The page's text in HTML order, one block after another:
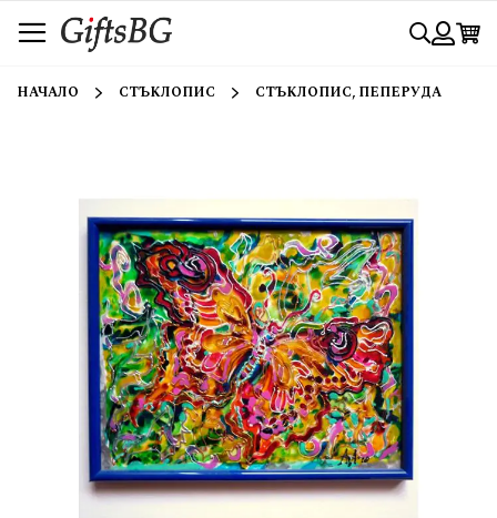
към
съдържанието
Търси
НАЧАЛО СТЪКЛОПИС СТЪКЛОПИС, ПЕПЕРУДА